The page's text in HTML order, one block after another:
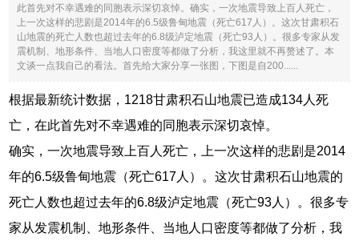
此首先对不幸遇难的同胞表示深切哀悼。确实，一次地震导致上百人死亡，
上一次这样的悲剧是2014年的6.5级鲁甸地震（死亡617人）。这次甘肃积石
山地震的死亡人数也超过去年的6.8级泸定地震（死亡93人）。很多专家从发
震机制、地形条件、当地人口密度等都做了分析，我这里就不再赘述了。本
文谈一点我自己的看法。首先给大家分享一张图，下图是自200......
根据最新统计数据，1218甘肃积石山地震已造成134人死
亡，在此首先对不幸遇难的同胞表示深切哀悼。
确实，一次地震导致上百人死亡，上一次这样的悲剧是2014
年的6.5级鲁甸地震（死亡617人）。这次甘肃积石山地震的
死亡人数也超过去年的6.8级泸定地震（死亡93人）。很多专
家从发震机制、地形条件、当地人口密度等都做了分析，我